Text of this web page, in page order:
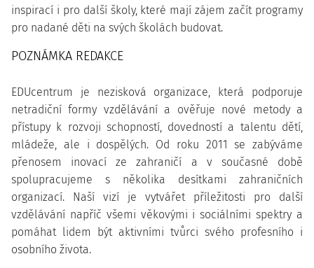
inspirací i pro další školy, které mají zájem začít programy
pro nadané děti na svých školách budovat.
POZNÁMKA REDAKCE
EDUcentrum je nezisková organizace, která podporuje
netradiční formy vzdělávání a ověřuje nové metody a
přístupy k rozvoji schopností, dovedností a talentu dětí,
mládeže, ale i dospělých. Od roku 2011 se zabýváme
přenosem inovací ze zahraničí a v současné době
spolupracujeme s několika desítkami zahraničních
organizací. Naší vizí je vytvářet příležitosti pro další
vzdělávání napříč všemi věkovými i sociálními spektry a
pomáhat lidem být aktivními tvůrci svého profesního i
osobního života.